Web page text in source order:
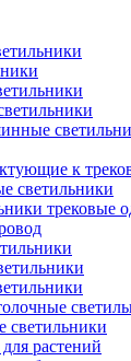
к
светильники
трековые
светильники
растений